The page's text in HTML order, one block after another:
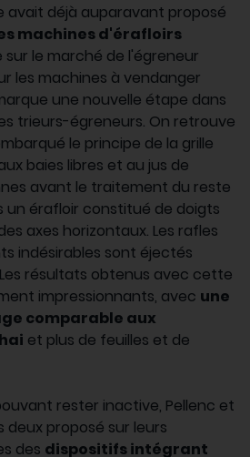
avait déjà auparavant proposé
machines d'érafloirs
sur le marché de l'égreneur
les machines à vendanger
une nouvelle étape dans
trieurs-égreneurs. On retrouve
le principe de la grille
baies libres et au jus de
avant le traitement du reste
un érafloir constitué de doigts
axes horizontaux. Les rafles
indésirables sont éjectés
résultats obtenus avec cette
impressionnants, avec une
comparable aux
et plus de feuilles et de
rester inactive, Pellenc et
deux proposé sur leurs
des dispositifs intégrant